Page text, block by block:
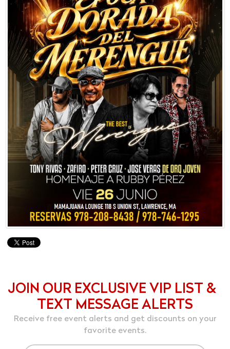
JOIN OUR EXCLUSIVE VIP LIST &
TEXT MESSAGE ALERTS
Receive free event alerts and get discounts on your
favorite events.